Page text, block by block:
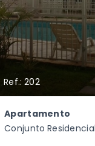
Ref.: 202
Apartamento